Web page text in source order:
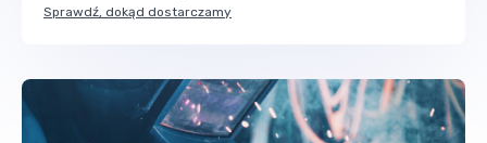
Sprawdź, dokąd dostarczamy